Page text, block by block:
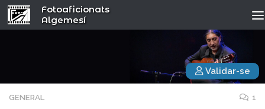
Fotoaficionats
Algemesí
Validar-se
GENERAL 1